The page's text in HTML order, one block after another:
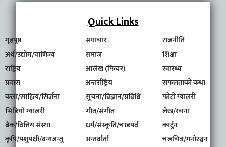
Quick Links
गृहपृष्ठ समाचार
राजनीति
अर्थ/उद्योग/वाणिज्य
समाज
शिक्षा
राष्ट्रिय
आलेख (फिचर)
स्वास्थ्य
प्रवास
अन्तर्राष्ट्रिय
सफलताको कथा
कला/साहित्य/सिर्जना
सूचना/विज्ञान/प्रविधि
फोटो ग्यालरी
भिडियो ग्यालरी
गीत/संगीत
लेख/रचना
बैंक/वित्तिय संस्था
धर्म/संस्कृति/चाडपर्व
कार्टुन
कृषि/पशुपंक्षी/वन्यजन्तु
अन्तर्वार्ता
चलचित्र/मनोरञ्जन